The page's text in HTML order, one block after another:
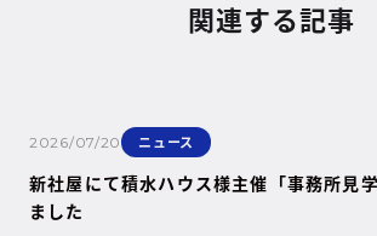
関連する記事
2026/07/20 ニュース
新社屋にて積水ハウス様主催「事務所見
ました